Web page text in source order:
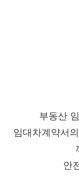
부동산
임대차계약서
안